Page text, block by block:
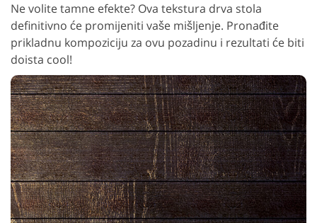
Ne volite tamne efekte? Ova tekstura drva stola
definitivno će promijeniti vaše mišljenje. Pronađite
prikladnu kompoziciju za ovu pozadinu i rezultati će biti
doista cool!